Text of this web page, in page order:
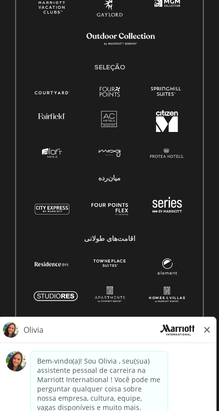
SELEÇÃO
میان‌رده
اقامت‌های طولانی